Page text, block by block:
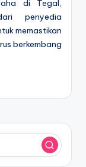
di Tegal,
penyedia
memastikan
berkembang